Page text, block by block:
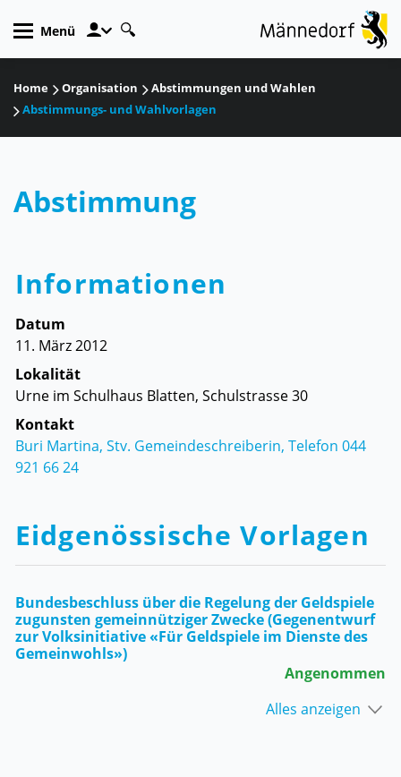
Kopfzeile
Menü
Home Organisation
Abstimmungen und Wahlen
Abstimmungs- und Wahlvorlagen
Abstimmung
Informationen
Datum
11. März 2012
Lokalität
Urne im Schulhaus Blatten, Schulstrasse 30
Kontakt
Buri Martina, Stv. Gemeindeschreiberin, Telefon 044
921 66 24
Eidgenössische Vorlagen
Bundesbeschluss über die Regelung der Geldspiele
zugunsten gemeinnütziger Zwecke (Gegenentwurf
zur Volksinitiative «Für Geldspiele im Dienste des
Gemeinwohls»)
Angenommen
Alles anzeigen
Zugehörige Objekte